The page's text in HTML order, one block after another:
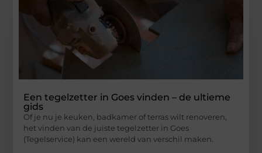
Een tegelzetter in Goes vinden – de ultieme
gids
Of je nu je keuken, badkamer of terras wilt renoveren,
het vinden van de juiste tegelzetter in Goes
(Tegelservice) kan een wereld van verschil maken.